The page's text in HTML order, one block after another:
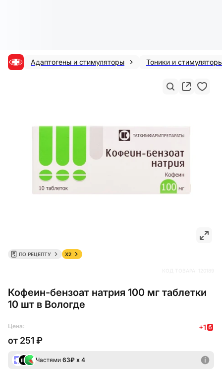
Адаптогены и стимуляторы Тоники и
Кофеин-бензоат натрия 100 мг таблетки
10 шт в Вологде
ПО РЕЦЕПТУ X2
Цена: +1
от 251 ₽
Частями 63₽ х 4